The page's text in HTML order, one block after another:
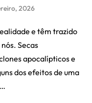
2026
e têm trazido
Secas
apocalípticos e
dos efeitos de uma